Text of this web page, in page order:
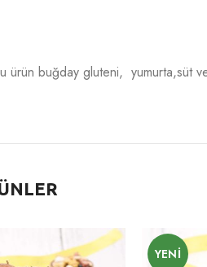
ürün buğday gluteni, yumurta,süt
YENI